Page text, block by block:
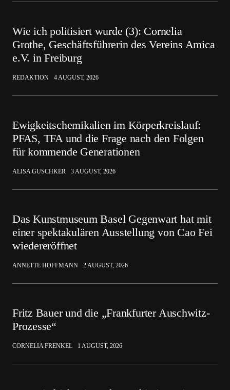
Wie ich politisiert wurde (3): Cornelia
Grothe, Geschäftsführerin des Vereins Amica
e.V. in Freiburg
REDAKTION 4 AUGUST, 2026
Ewigkeitschemikalien im Körperkreislauf:
PFAS, TFA und die Frage nach den Folgen
für kommende Generationen
ALISA GUSCHKER 3 AUGUST, 2026
Das Kunstmuseum Basel Gegenwart hat mit
einer spektakulären Ausstellung von Cao Fei
wiedereröffnet
ANNETTE HOFFMANN 2 AUGUST, 2026
Fritz Bauer und die „Frankfurter Auschwitz-
Prozesse“
CORNELIA FRENKEL 1 AUGUST, 2026